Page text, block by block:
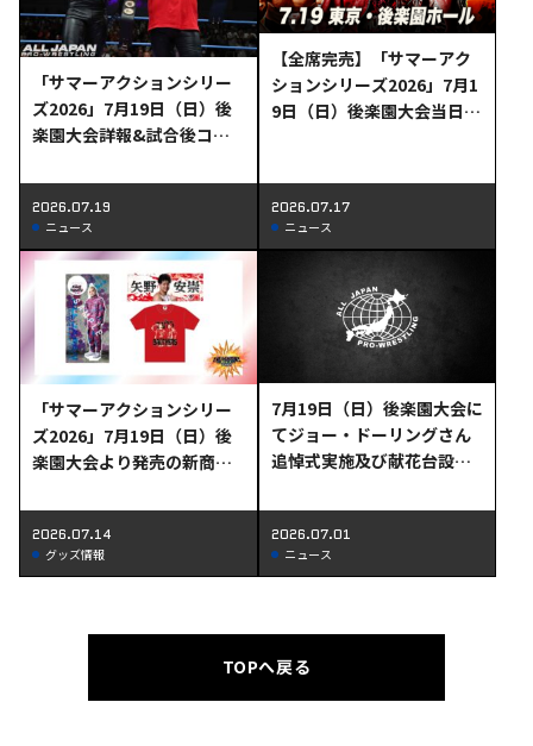
「サマーアクションシリー
ズ2026」7月19日（日）後
楽園大会詳報&試合後コメ
2026.07.19
ニュース
【全席完売】「サマーアク
ションシリーズ2026」7月1
9日（日）後楽園大会当日券
2026.07.17
ニュース
「サマーアクションシリー
ズ2026」7月19日（日）後
楽園大会より発売の新商品
2026.07.14
グッズ情報
7月19日（日）後楽園大会に
てジョー・ドーリングさん
追悼式実施及び献花台設置
2026.07.01
ニュース
TOPへ戻る